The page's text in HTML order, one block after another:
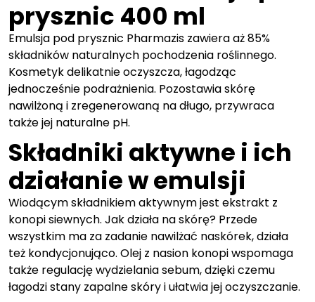
prysznic 400 ml
Emulsja pod prysznic Pharmazis zawiera aż 85%
składników naturalnych pochodzenia roślinnego.
Kosmetyk delikatnie oczyszcza, łagodząc
jednocześnie podrażnienia. Pozostawia skórę
nawilżoną i zregenerowaną na długo, przywraca
także jej naturalne pH.
Składniki aktywne i ich
działanie w emulsji
Wiodącym składnikiem aktywnym jest ekstrakt z
konopi siewnych. Jak działa na skórę? Przede
wszystkim ma za zadanie nawilżać naskórek, działa
też kondycjonująco. Olej z nasion konopi wspomaga
także regulację wydzielania sebum, dzięki czemu
łagodzi stany zapalne skóry i ułatwia jej oczyszczanie.